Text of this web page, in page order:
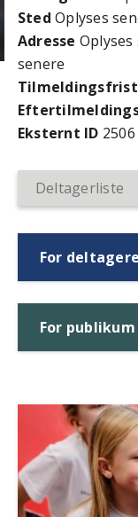
Sted Oplyses
Adresse Oplyses
senere
Tilmeldingsfrist
Eksternt ID 2506
Deltagerliste
For
For publikum